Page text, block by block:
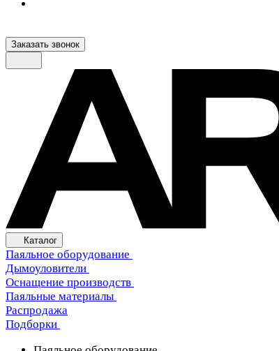
Заказать звонок
Каталог
Паяльное оборудование
Дымоуловители
Оснащение производств
Паяльные материалы
Распродажа
Подборки